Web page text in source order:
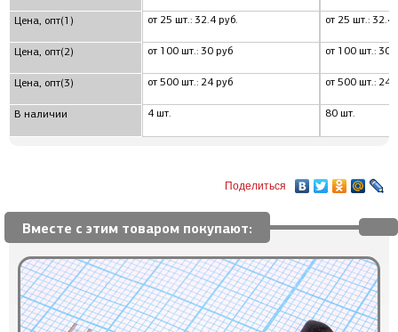
Цена, опт(1)
Цена, опт(2)
Цена, опт(3)
В наличии
от 25 шт.: 32.4 руб.
от 100 шт.: 30 руб
от 500 шт.: 24 руб
4 шт.
от 25 шт.: 32.4
от 100 шт.: 30
от 500 шт.: 24
80 шт.
Поделиться
Вместе с этим товаром покупают: